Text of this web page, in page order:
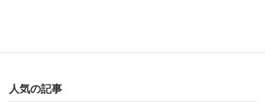
人気の記事